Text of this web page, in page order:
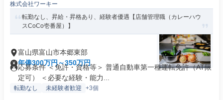
株式会社ワーキー
転勤なし、昇給・昇格あり、経験者優遇【店舗管理職（カレーハウ
スCoCo壱番屋）】
富山県富山市本郷東部
年俸300万円～350万円
応募条件 ＜免許・資格等＞ 普通自動車第一種運転免許（AT限
定可） ＜必要な経験・能力...
転勤なし 未経験者歓迎 +3個